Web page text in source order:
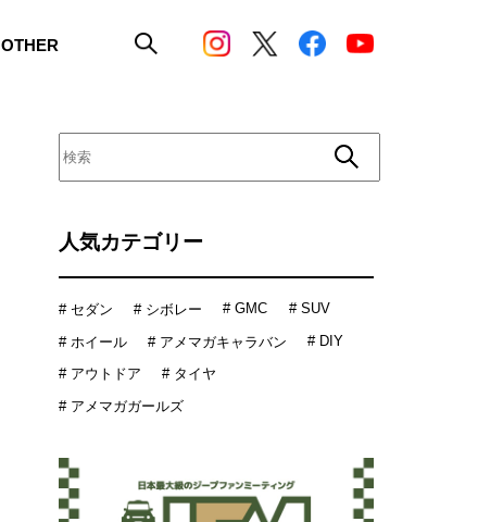
OTHER
人気カテゴリー
# セダン # シボレー # GMC # SUV
# ホイール # アメマガキャラバン # DIY
# アウトドア
# タイヤ
# アメマガガールズ